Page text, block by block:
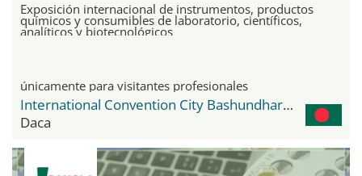
Exposición internacional de instrumentos, productos
químicos y consumibles de laboratorio, científicos,
analíticos y biotecnológicos
únicamente para visitantes profesionales
International Convention City Bashundhara - ICCB
Daca